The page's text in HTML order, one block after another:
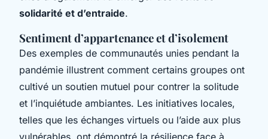
solidarité et d’entraide.
Sentiment d’appartenance et d’isolement
Des exemples de communautés unies pendant la
pandémie illustrent comment certains groupes ont
cultivé un soutien mutuel pour contrer la solitude
et l’inquiétude ambiantes. Les initiatives locales,
telles que les échanges virtuels ou l’aide aux plus
vulnérables, ont démontré la résilience face à